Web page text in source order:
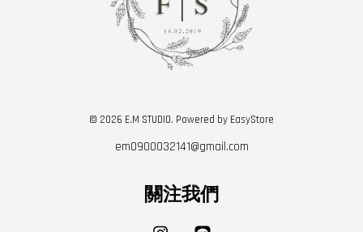
© 2026 E.M STUDIO. Powered by EasyStore
em0900032141@gmail.com
關注我們